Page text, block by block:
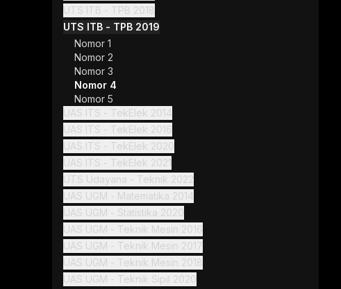
UTS ITB - TPB 2018
UTS ITB - TPB 2019
Nomor 1
Nomor 2
Nomor 3
Nomor 4
Nomor 5
UAS ITS - TekElek 2014
UAS ITS - TekElek 2016
UAS ITS - TekElek 2020
UAS ITS - TekElek 2021
UTS Udayana - Teknik 2022
UAS UGM - Matematika 2014
UAS UGM - Statistika 2020
UAS UGM - Teknik Mesin 2016
UAS UGM - Teknik Mesin 2017
UAS UGM - Teknik Mesin 2018
UAS UGM - Teknik Sipil 2020